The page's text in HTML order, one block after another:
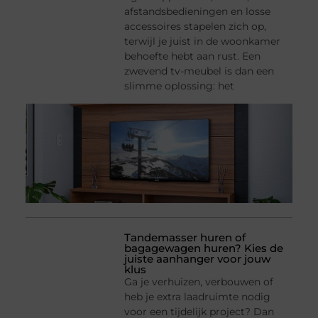
afstandsbedieningen en losse
accessoires stapelen zich op,
terwijl je juist in de woonkamer
behoefte hebt aan rust. Een
zwevend tv-meubel is dan een
slimme oplossing: het
Tandemasser huren of
bagagewagen huren? Kies de
juiste aanhanger voor jouw
klus
Ga je verhuizen, verbouwen of
heb je extra laadruimte nodig
voor een tijdelijk project? Dan